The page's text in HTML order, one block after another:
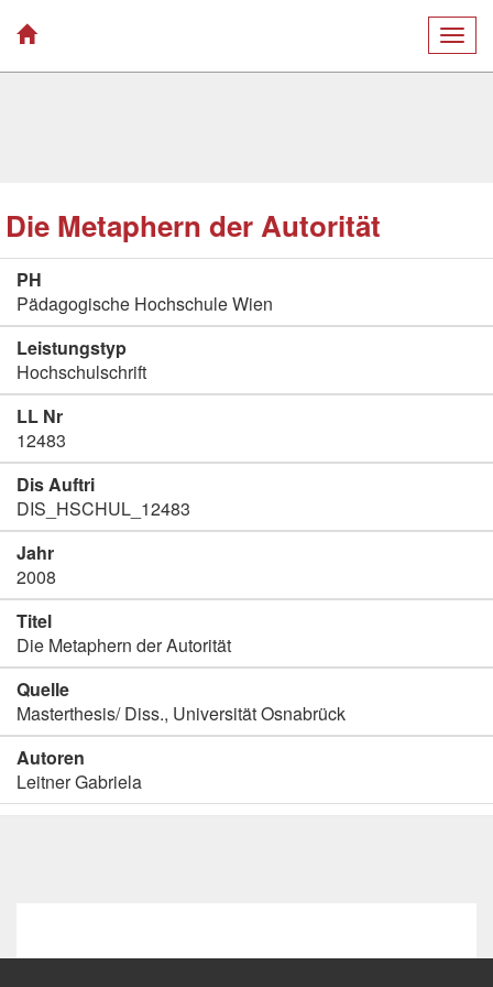
Die Metaphern der Autorität
PH
Pädagogische Hochschule Wien
Leistungstyp
Hochschulschrift
LL Nr
12483
Dis Auftri
DIS_HSCHUL_12483
Jahr
2008
Titel
Die Metaphern der Autorität
Quelle
Masterthesis/ Diss., Universität Osnabrück
Autoren
Leitner Gabriela